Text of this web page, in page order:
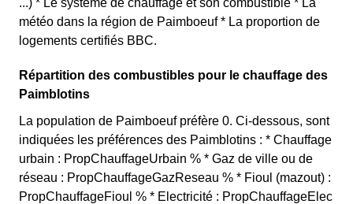
...) * Le système de chauffage et son combustible * La
météo dans la région de Paimboeuf * La proportion de
logements certifiés BBC.
Répartition des combustibles pour le chauffage des
Paimblotins
La population de Paimboeuf préfère 0. Ci-dessous, sont
indiquées les préférences des Paimblotins : * Chauffage
urbain : PropChauffageUrbain % * Gaz de ville ou de
réseau : PropChauffageGazReseau % * Fioul (mazout) :
PropChauffageFioul % * Electricité : PropChauffageElec